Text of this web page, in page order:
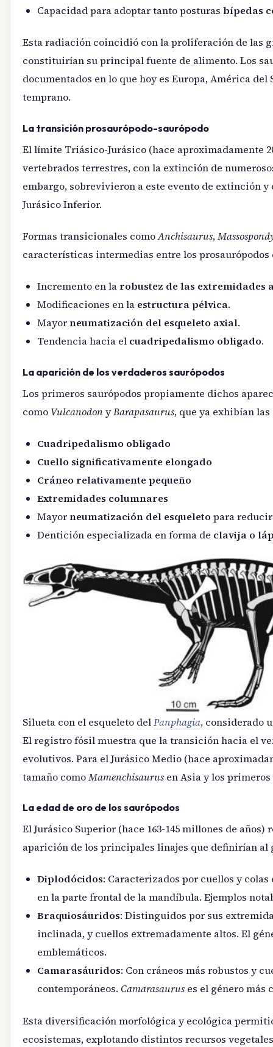
Capacidad para adoptar tanto posturas bípedas
Esta radiación coincidió con la proliferación de las
constituirían su principal fuente de alimento. Los
documentados en lo que hoy es Europa, América
temprano.
La transición prosaurópodo-saurópodo
El límite Triásico-Jurásico (hace aproximadamente
vertebrados terrestres, con la extinción de
embargo, sobrevivieron a este evento de extinción
Jurásico Inferior.
Formas transicionales comoAnchisaurus,
características intermedias entre los prosaurópodos
Incremento en la robustez de las extremidades
Modificaciones en la estructura pélvica.
Mayorneumatización del esqueleto axial.
Tendencia hacia el cuadripedalismo obligado.
La aparición de los verdaderos saurópodos
Los primeros saurópodos propiamente dichos
como VulcanodonyBarapasaurus, que ya exhibían
Cuadripedalismo obligado
Cuello significativamente elongado
Cráneo relativamente pequeño
Extremidades columnares
Mayorneumatización del esqueleto para
Dentición especializada en forma de clavija o
Silueta con el esqueleto delPanphagia, considerado
El registro fósil muestra que la transición hacia el
evolutivos. Para el Jurásico Medio (hace
tamaño comoMamenchisaurus en Asia y los
La edad de oro de los saurópodos
El Jurásico Superior (hace 163-145 millones de
aparición de los principales linajes que definirían al
Diplodócidos: Caracterizados por cuellos y
en la parte frontal de la mandíbula. Ejemplos
Braquiosáuridos: Distinguidos por sus
inclinada, y cuellos extremadamente altos. El
emblemáticos.
Camarasáuridos: Con cráneos más robustos y
contemporáneos. Camarasaurus es el género más
Esta diversificación morfológica y ecológica
ecosistemas, explotando distintos recursos